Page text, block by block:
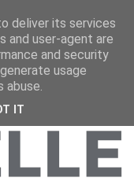
deliver its services
and user-agent are
and security
usage
abuse.
IT